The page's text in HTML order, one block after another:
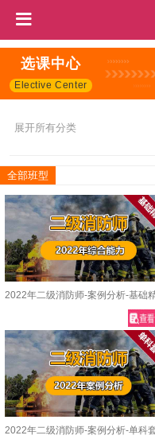
选课中心
Elective Center
展开所有分类
全部班型